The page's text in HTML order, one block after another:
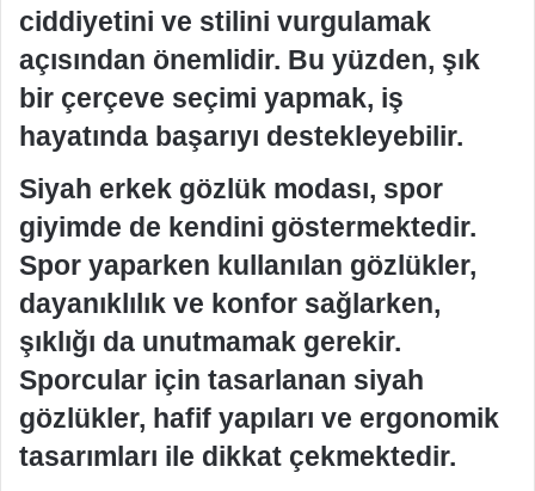
ciddiyetini ve stilini vurgulamak
açısından önemlidir. Bu yüzden, şık
bir çerçeve seçimi yapmak, iş
hayatında başarıyı destekleyebilir.
Siyah erkek gözlük modası, spor
giyimde de kendini göstermektedir.
Spor yaparken kullanılan gözlükler,
dayanıklılık ve konfor sağlarken,
şıklığı da unutmamak gerekir.
Sporcular için tasarlanan siyah
gözlükler, hafif yapıları ve ergonomik
tasarımları ile dikkat çekmektedir.